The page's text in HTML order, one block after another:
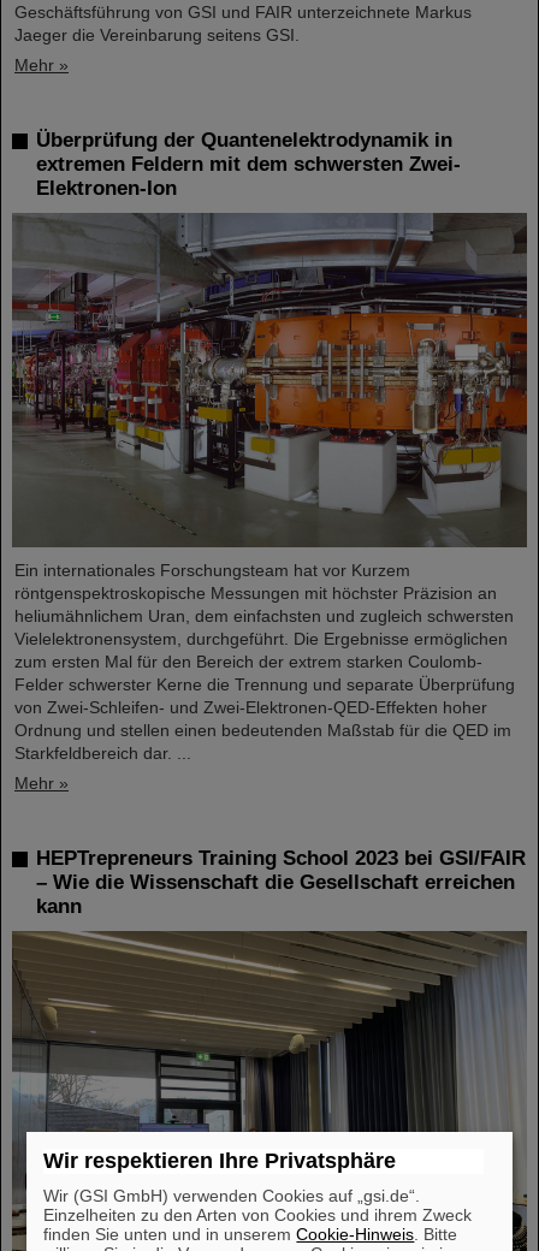
Geschäftsführung von GSI und FAIR unterzeichnete Markus
Jaeger die Vereinbarung seitens GSI.
Mehr »
Überprüfung der Quantenelektrodynamik in
extremen Feldern mit dem schwersten Zwei-
Elektronen-Ion
Ein internationales Forschungsteam hat vor Kurzem
röntgenspektroskopische Messungen mit höchster Präzision an
heliumähnlichem Uran, dem einfachsten und zugleich schwersten
Vielelektronensystem, durchgeführt. Die Ergebnisse ermöglichen
zum ersten Mal für den Bereich der extrem starken Coulomb-
Felder schwerster Kerne die Trennung und separate Überprüfung
von Zwei-Schleifen- und Zwei-Elektronen-QED-Effekten hoher
Ordnung und stellen einen bedeutenden Maßstab für die QED im
Starkfeldbereich dar. ...
Mehr »
HEPTrepreneurs Training School 2023 bei GSI/FAIR
– Wie die Wissenschaft die Gesellschaft erreichen
kann
Wir respektieren Ihre Privatsphäre
Wir (GSI GmbH) verwenden Cookies auf „gsi.de“.
Einzelheiten zu den Arten von Cookies und ihrem Zweck
finden Sie unten und in unseremCookie-Hinweis . Bitte